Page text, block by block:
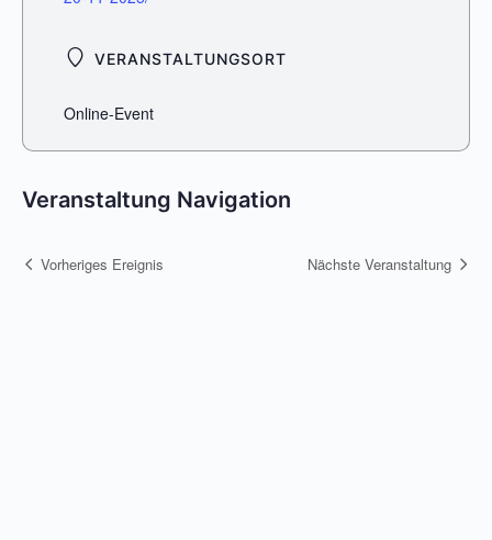
VERANSTALTUNGSORT
Online-Event
Veranstaltung Navigation
Vorheriges Ereignis Nächste Veranstaltung